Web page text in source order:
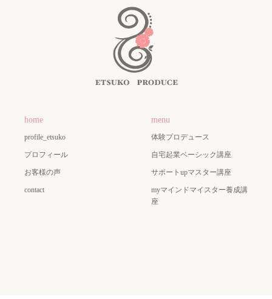
home
profile_etsuko
プロフィール
お客様の声
contact
menu
体験プロデュース
自宅起業ベーシック講座
サポートupマスター講座
myマインドマイスター養成講
座